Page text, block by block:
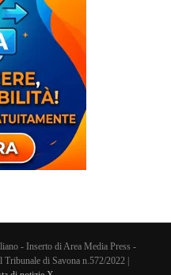
- Inserto di Area Media Press -
Tribunale di Savona n.572/2022 |